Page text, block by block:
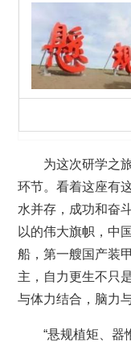
为这次研学之
环节。看着这座有
水并存，成功和奋
以的伟大旗帜，中
船，第一艘国产装
主，自力更生不只
与体力结合，脑力
“悬规植矩、器